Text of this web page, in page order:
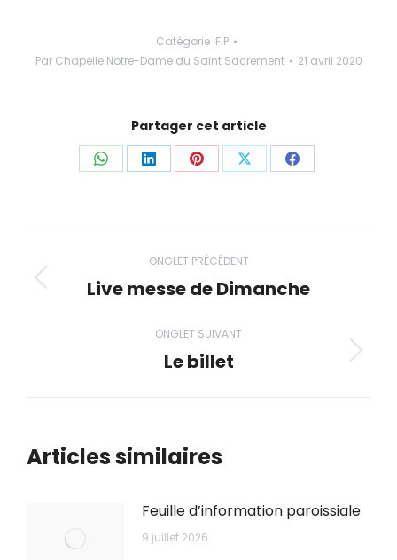
Catégorie FIP
Par Chapelle Notre-Dame du Saint Sacrement 21 avril 2020
Partager cet article
PartagerPartagerPartagerPartagerPartager
Navigation
de
commentaire
ONGLET PRÉCÉDENT
Onglet
Live messe de Dimanche
ONGLET SUIVANT
Onglet
Le billet
Articles similaires
Feuille d’information paroissiale
9 juillet 2026